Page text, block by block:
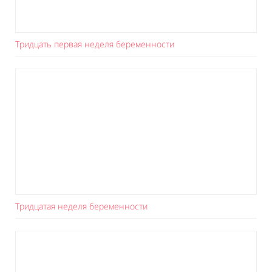
Тридцать первая неделя беременности
Тридцатая неделя беременности